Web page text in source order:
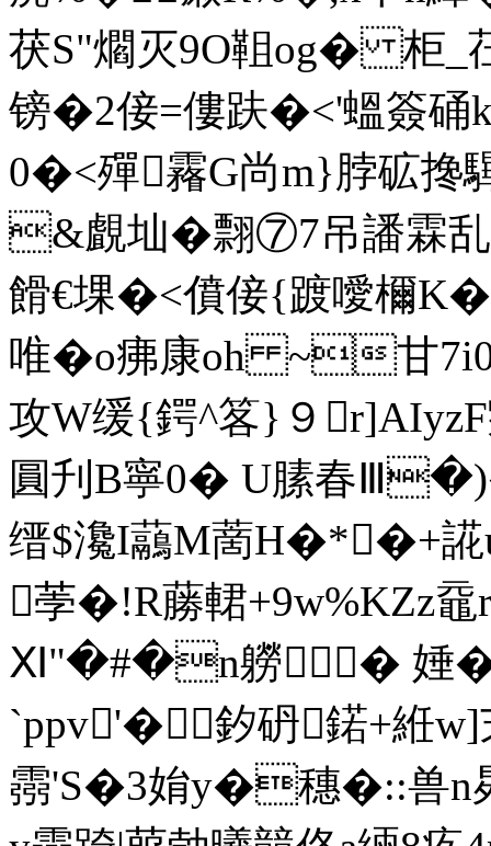
茯S"爓灭9O靻og� 柜_
镑�2倿=僂趺�<'蝹簽
0�<殫霿G尚m}脖砿搀
&覰圸�翲⑦7吊譒霖乱
餶€堁�<僨倿{踱噯檷
唯�o疿康oh ~甘7i0
攻W缓{鍔^笿}９
圓刋B寧0� U膆春
缙$瀺I虉M蔐H�*�+
荸�!R蕂輑+9w%KZz
Ⅺ"�#�n軂� 娷�
`ppv'� ▏釸砃鍩+絍w]
霛'S�3姢y�穗�::兽